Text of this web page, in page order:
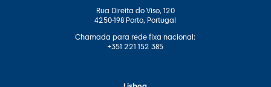
Rua Direita do Viso, 120
4250-198 Porto, Portugal
Chamada para rede fixa nacional:
+351 221 152 385